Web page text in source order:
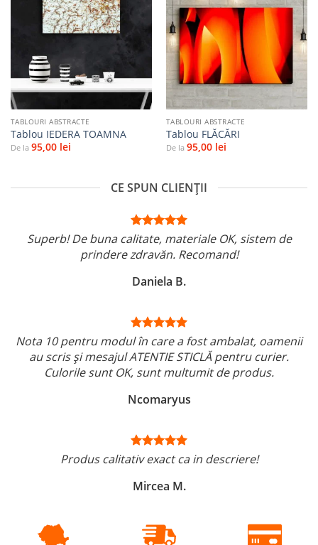
Adaugă
la
favorite
TABLOURI ABSTRACTE
Tablou IEDERA TOAMNA
De la 95,00 lei
Adaugă
favorite
TABLOURI ABSTRACTE
Tablou FLĂCĂRI
De la 95,00 lei
CE SPUN CLIENȚII
Superb! De buna calitate, materiale OK, sistem de
prindere zdravăn. Recomand!
Daniela B.
Nota 10 pentru modul în care a fost ambalat, oamenii
au scris și mesajul ATENTIE STICLĂ pentru curier.
Culorile sunt OK, sunt multumit de produs.
Ncomaryus
Produs calitativ exact ca in descriere!
Mircea M.